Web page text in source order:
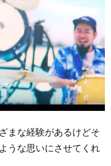
まな経験があるけどそ
うな思いにさせてくれ